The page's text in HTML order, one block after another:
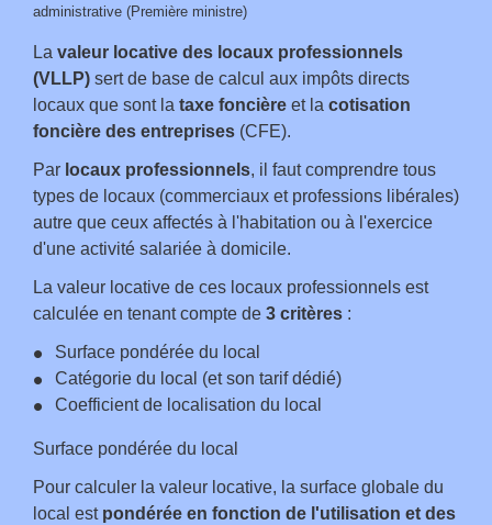
administrative (Première ministre)
La valeur locative des locaux professionnels
(VLLP) sert de base de calcul aux impôts directs
locaux que sont la taxe foncière et la cotisation
foncière des entreprises (CFE).
Par locaux professionnels, il faut comprendre tous
types de locaux (commerciaux et professions libérales)
autre que ceux affectés à l'habitation ou à l'exercice
d'une activité salariée à domicile.
La valeur locative de ces locaux professionnels est
calculée en tenant compte de 3 critères :
Surface pondérée du local
Catégorie du local (et son tarif dédié)
Coefficient de localisation du local
Surface pondérée du local
Pour calculer la valeur locative, la surface globale du
local est pondérée en fonction de l'utilisation et des